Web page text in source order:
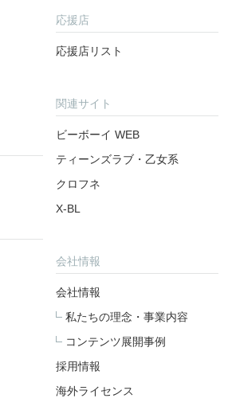
応援店
応援店リスト
関連サイト
ビーボーイ WEB
ティーンズラブ・乙女系
クロフネ
X-BL
会社情報
会社情報
私たちの理念・事業内容
コンテンツ展開事例
採用情報
海外ライセンス